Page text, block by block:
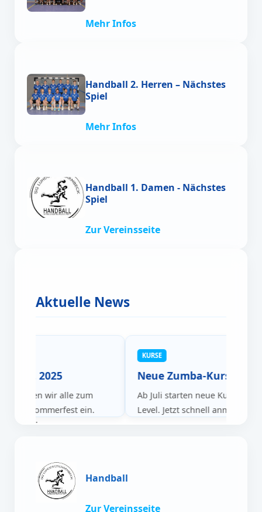
Mehr Infos
Handball 2. Herren – Nächstes
Spiel
Mehr Infos
Handball 1. Damen - Nächstes
Spiel
Zur Vereinsseite
Aktuelle News
2025
laden wir alle zum
Sommerfest ein.
KURSE
Neue Zumba-Kurse
Ab Juli starten neue Kurse für
Level. Jetzt schnell anmelden!
Handball
Zur Vereinsseite